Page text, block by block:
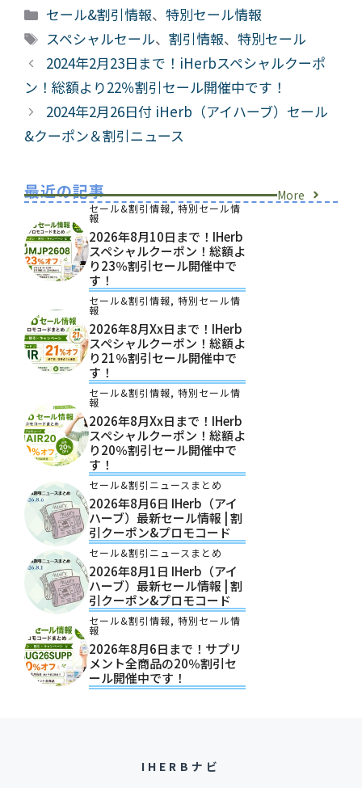
カ
テ
ゴ
リ
ー
セール&割引情報、特別セール情報
タ
グ
スペシャルセール、割引情報、特別セール
2024年2月23日まで！iHerbスペシャルクーポ
ン！総額より22％割引セール開催中です！
2024年2月26日付 iHerb（アイハーブ）セール
&クーポン＆割引ニュース
最近の記事 More
セール&割引情報, 特別セール情
報
2026年8月10日まで！iHerb
スペシャルクーポン！総額よ
り23％割引セール開催中で
す！
セール&割引情報, 特別セール情
報
2026年8月xx日まで！iHerb
スペシャルクーポン！総額よ
り21％割引セール開催中で
す！
セール&割引情報, 特別セール情
報
2026年8月xx日まで！iHerb
スペシャルクーポン！総額よ
り20％割引セール開催中で
す！
セール&割引ニュースまとめ
2026年8月6日 IHerb（アイ
ハーブ）最新セール情報 | 割
引クーポン&プロモコード
セール&割引ニュースまとめ
2026年8月1日 IHerb（アイ
ハーブ）最新セール情報 | 割
引クーポン&プロモコード
セール&割引情報, 特別セール情
報
2026年8月6日まで！サプリ
メント全商品の20％割引セ
ール開催中です！
IHERBナビ